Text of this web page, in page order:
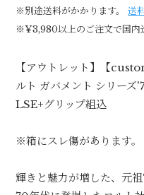
※別途送料がかかります。
送
※¥3,980以上のご注文で国内
【アウトレット】【
ルト ガバメント シリー
LSE+グリップ組込
※箱にスレ傷があります。
輝きと魅力が増した、元